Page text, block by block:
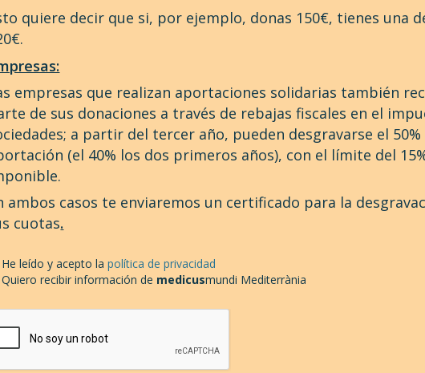
quiere decir que si, por ejemplo, donas 150€, tienes una
empresas que realizan aportaciones solidarias también
de sus donaciones a través de rebajas fiscales en el
a partir del tercer año, pueden desgravarse el 50%
(el 40% los dos primeros años), con el límite del
ambos casos te enviaremos un certificado para la
cuotas.
He leído y acepto lapolítica de privacidad
Quiero recibir información de medicusmundi Mediterrània